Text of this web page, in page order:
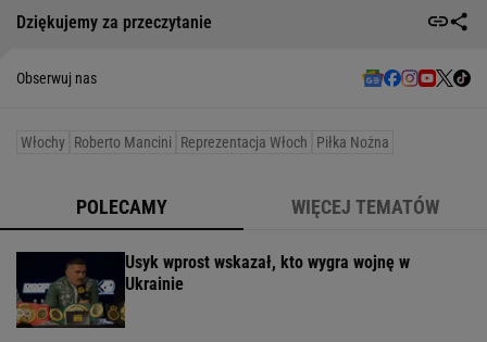
Dziękujemy za przeczytanie
Obserwuj nas
Włochy Roberto Mancini Reprezentacja Włoch Piłka Nożna
POLECAMY WIĘCEJ TEMATÓW
Usyk wprost wskazał, kto wygra wojnę w
Ukrainie